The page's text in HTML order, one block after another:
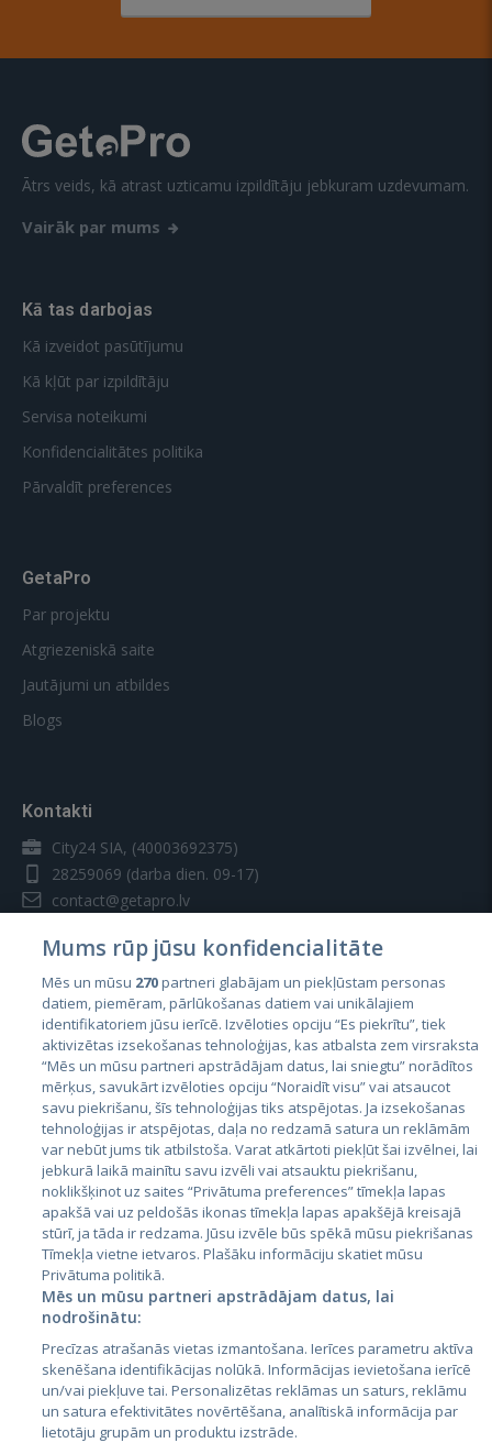
Ātrs veids, kā atrast uzticamu izpildītāju jebkuram uzdevumam.
Vairāk par mums
Kā tas darbojas
Kā izveidot pasūtījumu
Kā kļūt par izpildītāju
Servisa noteikumi
Konfidencialitātes politika
Pārvaldīt preferences
GetaPro
Par projektu
Atgriezeniskā saite
Jautājumi un atbildes
Blogs
Kontakti
City24 SIA, (40003692375)
28259069 (darba dien. 09-17)
contact@getapro.lv
Valstis
Igaunija
Latvija
Lietuva
City24.lv
City24.ee
GetaPro.lv
GetaPro.ee
CVbankas.lt
Kainos.lt
Paslaugos.lt
auto24.ee
Mums rūp jūsu konfidencialitāte
Mēs un mūsu 270partneri glabājam un piekļūstam personas
datiem, piemēram, pārlūkošanas datiem vai unikālajiem
identifikatoriem jūsu ierīcē. Izvēloties opciju “Es piekrītu”, tiek
aktivizētas izsekošanas tehnoloģijas, kas atbalsta zem virsraksta
“Mēs un mūsu partneri apstrādājam datus, lai sniegtu” norādītos
mērķus, savukārt izvēloties opciju “Noraidīt visu” vai atsaucot
savu piekrišanu, šīs tehnoloģijas tiks atspējotas. Ja izsekošanas
tehnoloģijas ir atspējotas, daļa no redzamā satura un reklāmām
var nebūt jums tik atbilstoša. Varat atkārtoti piekļūt šai izvēlnei, lai
jebkurā laikā mainītu savu izvēli vai atsauktu piekrišanu,
noklikšķinot uz saites “Privātuma preferences” tīmekļa lapas
apakšā vai uz peldošās ikonas tīmekļa lapas apakšējā kreisajā
stūrī, ja tāda ir redzama. Jūsu izvēle būs spēkā mūsu piekrišanas
Tīmekļa vietne ietvaros. Plašāku informāciju skatiet mūsu
Privātuma politikā.
Mēs un mūsu partneri apstrādājam datus, lai
nodrošinātu:
Precīzas atrašanās vietas izmantošana. Ierīces parametru aktīva
skenēšana identifikācijas nolūkā. Informācijas ievietošana ierīcē
un/vai piekļuve tai. Personalizētas reklāmas un saturs, reklāmu
un satura efektivitātes novērtēšana, analītiskā informācija par
lietotāju grupām un produktu izstrāde.